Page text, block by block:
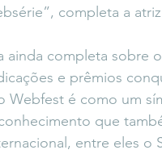
completa a
ainda completa sobre
e prêmios
Webfest é como um
que
entre eles o